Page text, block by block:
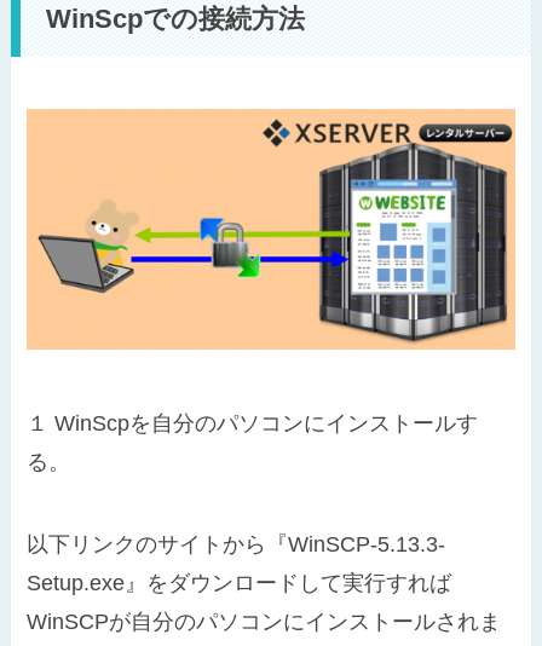
WinScpでの接続方法
１ WinScpを自分のパソコンにインストールす
る。
以下リンクのサイトから『WinSCP-5.13.3-
Setup.exe』をダウンロードして実行すれば
WinSCPが自分のパソコンにインストールされま